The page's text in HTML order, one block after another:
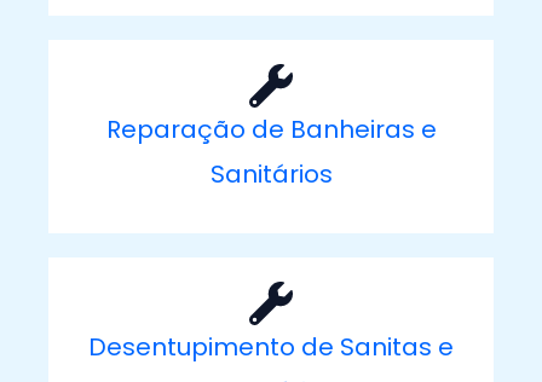
Reparação de Banheiras e
Sanitários
Desentupimento de Sanitas e